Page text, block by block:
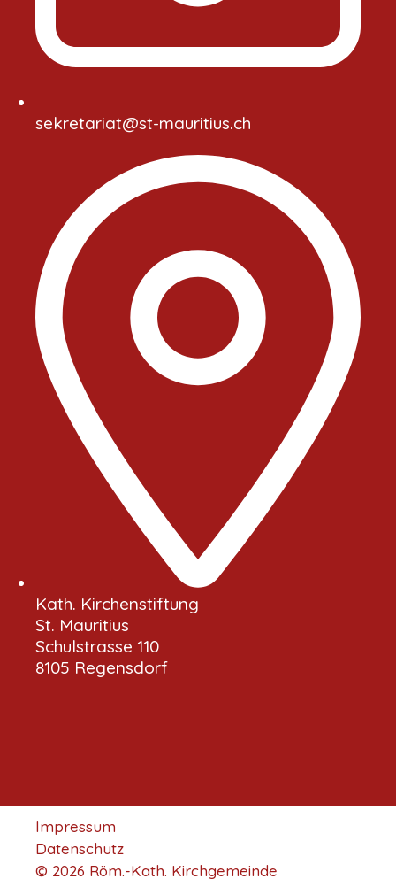
sekretariat@st-mauritius.ch
Kath. Kirchenstiftung
St. Mauritius
Schulstrasse 110
8105 Regensdorf
© 2026 Röm.-Kath. Kirchgemeinde
Impressum
Datenschutz